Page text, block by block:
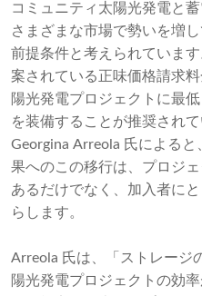
コミュニティ太陽光発電と
さまざまな市場で勢いを増
前提条件と考えられていま
案されている正味価格請求
陽光発電プロジェクトに最
を装備することが推奨され
Georgina Arreola 氏による
果へのこの移行は、プロジ
あるだけでなく、加入者に
らします。
Arreola 氏は、「ストレージ
陽光発電プロジェクトの効